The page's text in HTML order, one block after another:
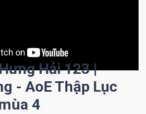
Hải 123 |
- AoE Thập Lục
4